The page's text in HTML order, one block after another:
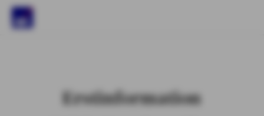
Erstinformation